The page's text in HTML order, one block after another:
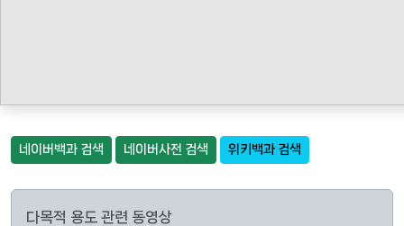
네이버백과 검색 네이버사전 검색 위키백과 검색
다목적 용도 관련 동영상